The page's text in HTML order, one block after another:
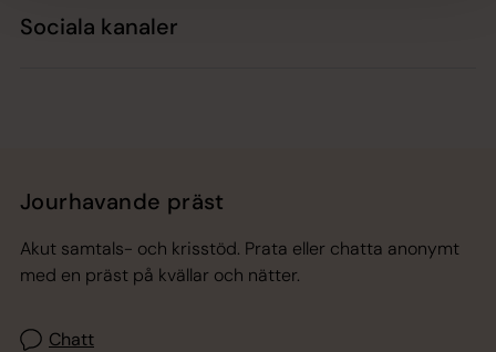
Sociala kanaler
Jourhavande präst
Akut samtals- och krisstöd. Prata eller chatta anonymt
med en präst på kvällar och nätter.
Chatt